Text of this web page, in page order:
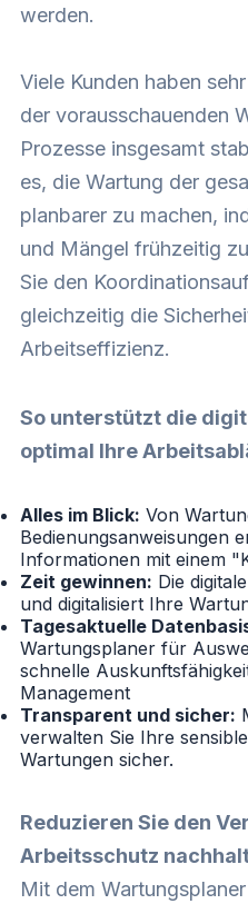
werden.
Viele Kunden haben
der vorausschauenden
Prozesse insgesamt
es, die Wartung der
planbarer zu machen,
und Mängel frühzeitig
Sie den
gleichzeitig die
Arbeitseffizienz.
So unterstützt die
optimal Ihre
Alles im Blick: Von
Bedienungsanweisungen
Informationen mit einem
Zeit gewinnen: Die
und digitalisiert Ihre
Tagesaktuelle
Wartungsplaner für
schnelle
Management
Transparent und sicher:
verwalten Sie Ihre
Wartungen sicher.
Reduzieren Sie den
Arbeitsschutz
Mit dem